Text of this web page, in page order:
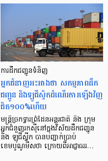
ការដឹកជញ្ជូនទំនិញ
អ្នកជំនាញអះអាងថា សកម្មភាពដឹក
ជញ្ជូន និងឡូជីស្ទិកដំណើរការឡើងវិញ
ជិត១០០%ហើយ
មន្ត្រីច្រកទ្វារព្រំដែនអន្តរជាតិ និង ក្រុម
អ្នកជំនួញរកស៊ីនៅក្នុងវិស័យដឹកជញ្ជូន
និង ឡូជីស្ទីក បានបញ្ជាក់ប្រាប់
ខេមបូណូមីសថា ក្រោយពីអាជ្ញាធររ…